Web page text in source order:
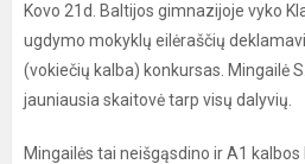
Kovo 21d. Baltijos gimnazijoje vyko
ugdymo mokyklų eilėraščių
(vokiečių kalba) konkursas. Mingailė
jauniausia skaitovė tarp visų dalyvių.
Mingailės tai neišgąsdino ir A1 kalbos